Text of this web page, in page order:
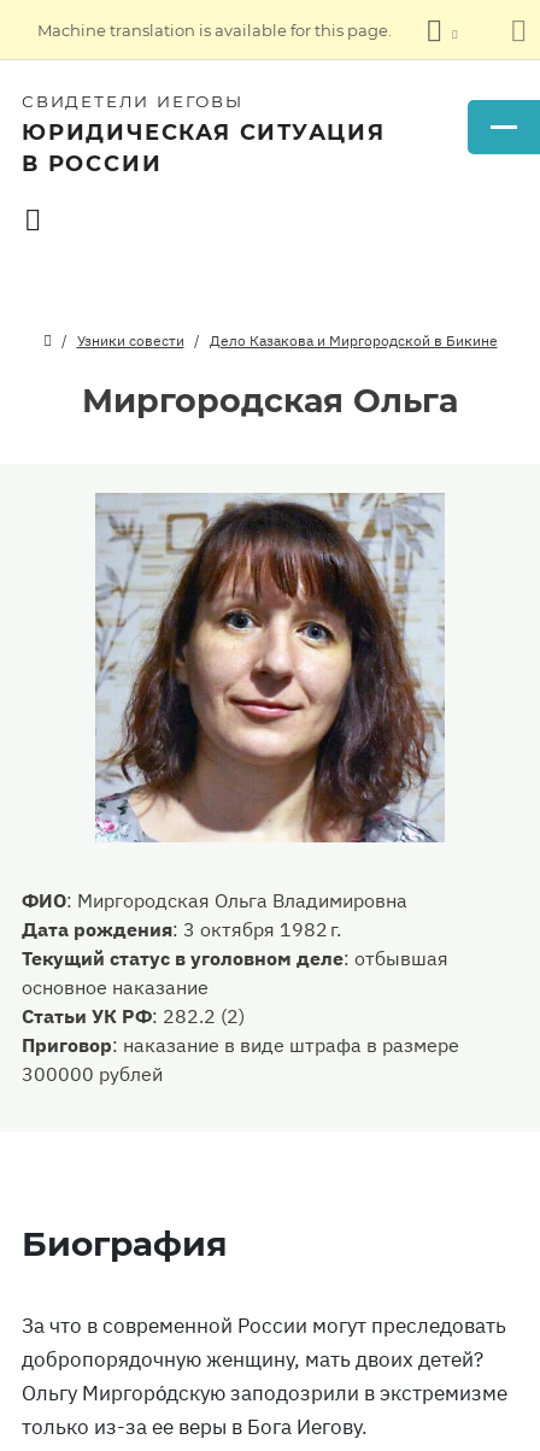
Machine translation is available for this page.
СВИДЕТЕЛИ ИЕГОВЫ
ЮРИДИЧЕСКАЯ СИТУАЦИЯ
В РОССИИ
Узники совести Дело Казакова и Миргородской в Бикине
Миргородская Ольга
ФИО: Миргородская Ольга Владимировна
Дата рождения: 3 октября 1982 г.
Текущий статус в уголовном деле: отбывшая
основное наказание
Статьи УК РФ: 282.2 (2)
Приговор: наказание в виде штрафа в размере
300000 рублей
Биография
За что в современной России могут преследовать
добропорядочную женщину, мать двоих детей?
Ольгу Миргоро́дскую заподозрили в экстремизме
только из-за ее веры в Бога Иегову.